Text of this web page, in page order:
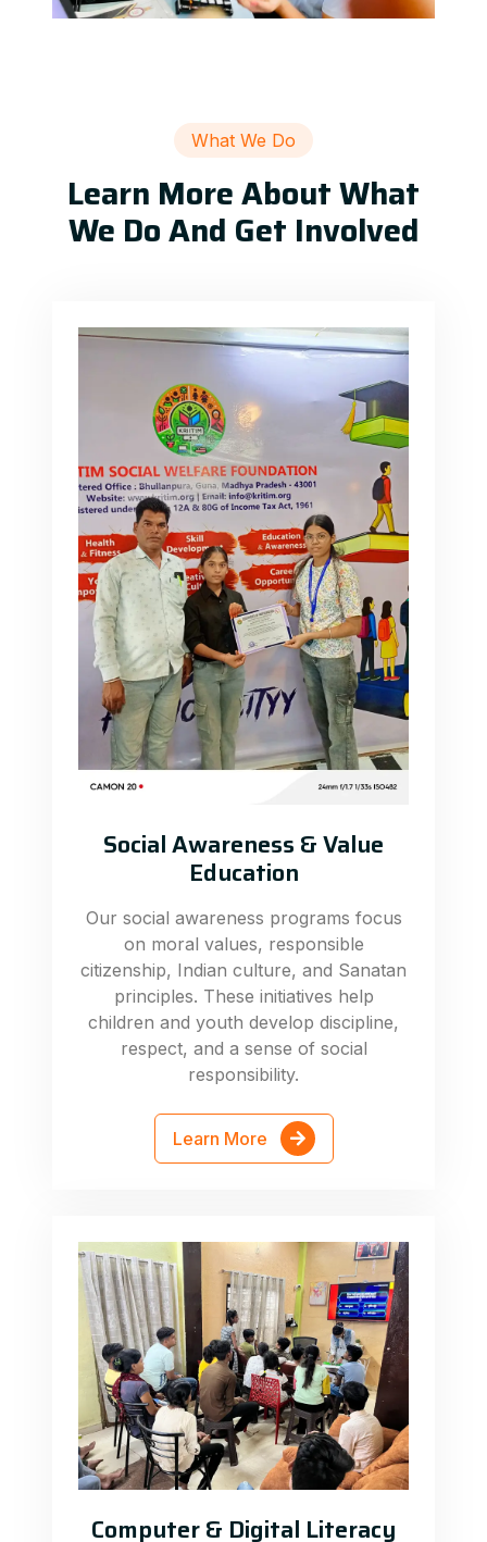
What We Do
Learn More About What
We Do And Get Involved
Social Awareness & Value
Education
Our social awareness programs focus
on moral values, responsible
citizenship, Indian culture, and Sanatan
principles. These initiatives help
children and youth develop discipline,
respect, and a sense of social
responsibility.
Learn More
Computer & Digital Literacy